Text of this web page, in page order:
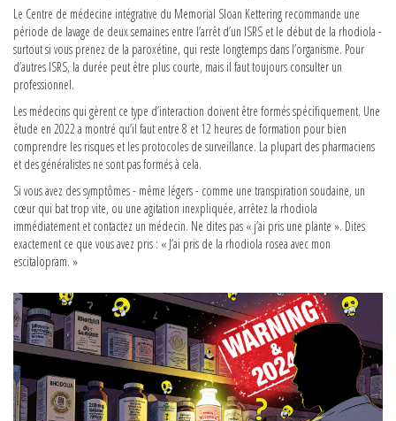
Le Centre de médecine intégrative du Memorial Sloan Kettering recommande une
période de lavage de deux semaines entre l’arrêt d’un ISRS et le début de la rhodiola -
surtout si vous prenez de la paroxétine, qui reste longtemps dans l’organisme. Pour
d’autres ISRS, la durée peut être plus courte, mais il faut toujours consulter un
professionnel.
Les médecins qui gèrent ce type d’interaction doivent être formés spécifiquement. Une
étude en 2022 a montré qu’il faut entre 8 et 12 heures de formation pour bien
comprendre les risques et les protocoles de surveillance. La plupart des pharmaciens
et des généralistes ne sont pas formés à cela.
Si vous avez des symptômes - même légers - comme une transpiration soudaine, un
cœur qui bat trop vite, ou une agitation inexpliquée, arrêtez la rhodiola
immédiatement et contactez un médecin. Ne dites pas « j’ai pris une plante ». Dites
exactement ce que vous avez pris : « J’ai pris de la rhodiola rosea avec mon
escitalopram. »